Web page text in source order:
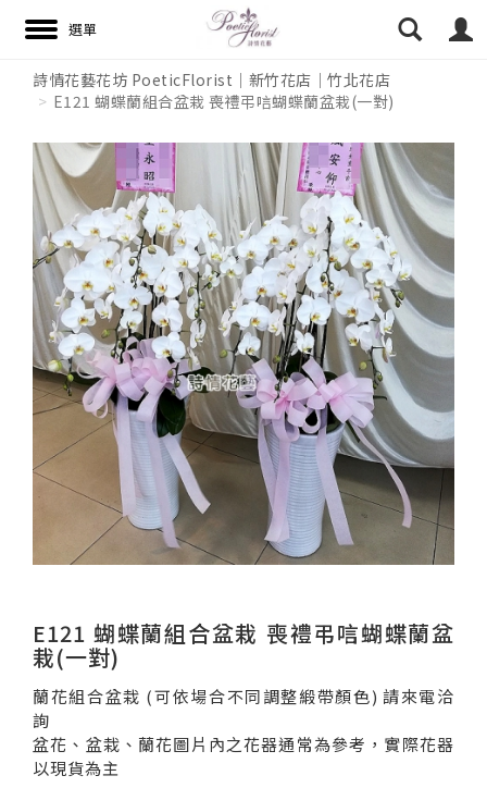
詩情花藝花坊 PoeticFlorist｜新竹花店｜竹北花店
E121 蝴蝶蘭組合盆栽 喪禮弔唁蝴蝶蘭盆栽(一對)
E121 蝴蝶蘭組合盆栽 喪禮弔唁蝴蝶蘭盆
栽(一對)
蘭花組合盆栽 (可依場合不同調整緞帶顏色) 請來電洽
詢
盆花、盆栽、蘭花圖片內之花器通常為參考，實際花器
以現貨為主